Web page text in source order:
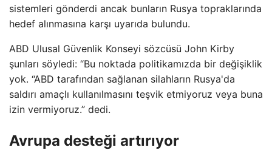
sistemleri gönderdi ancak bunların Rusya topraklarında
hedef alınmasına karşı uyarıda bulundu.
ABD Ulusal Güvenlik Konseyi sözcüsü John Kirby
şunları söyledi: “Bu noktada politikamızda bir değişiklik
yok. “ABD tarafından sağlanan silahların Rusya'da
saldırı amaçlı kullanılmasını teşvik etmiyoruz veya buna
izin vermiyoruz.” dedi.
Avrupa desteği artırıyor